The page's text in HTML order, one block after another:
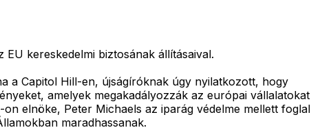
kereskedelmi biztosának állításaival.
a Capitol Hill-en, újságíróknak úgy nyilatkozott, hogy
amelyek megakadályozzák az európai vállalatokat
elnöke, Peter Michaels az iparág védelme mellett foglal
maradhassanak.